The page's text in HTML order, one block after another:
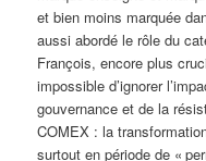
et bien moins marquée
aussi abordé le rôle du
François, encore plus
impossible d’ignorer
gouvernance et de la
COMEX : la
surtout en période de «